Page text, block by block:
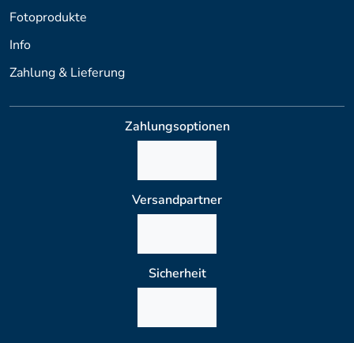
Fotoprodukte
Info
Zahlung & Lieferung
Zahlungsoptionen
Versandpartner
Sicherheit